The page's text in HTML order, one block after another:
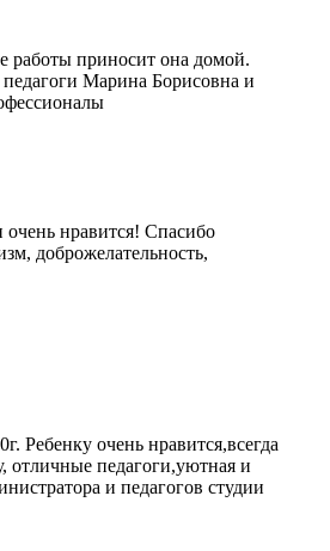
работы приносит она домой.
Марина Борисовна и
нравится! Спасибо
доброжелательность,
Ребенку очень нравится,всегда
отличные педагоги,уютная и
и педагогов студии